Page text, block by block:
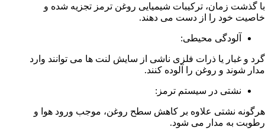
با گذشت زمان، ترکیبات شیمیایی روغن ترمز تجزیه شده و
خاصیت خود را از دست می دهند.
آلودگی محیطی:
گرد و غبار یا ذرات فلزی ناشی از سایش لنت ها می توانند وارد
مدار شوند و روغن را آلوده کنند.
نشتی در سیستم ترمز:
هرگونه نشتی علاوه بر کاهش سطح روغن، موجب ورود هوا و
رطوبت به مدار می شود.